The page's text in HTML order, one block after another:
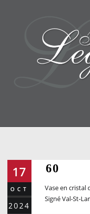
17
OCT
2024
60
Vase en cristal
Signé Val-St-